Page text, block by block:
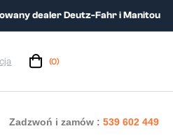
dealer Deutz-Fahr i Manitou
(0)
Zadzwoń i zamów :539 602 449